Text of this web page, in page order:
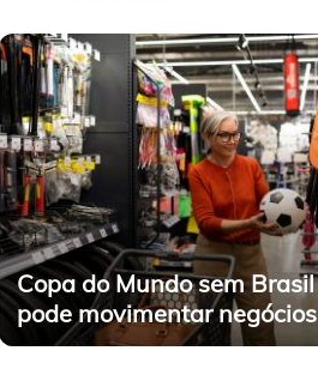
Copa do Mundo sem
pode movimentar negócios